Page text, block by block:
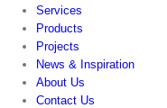
Services
Products
Projects
News & Inspiration
About Us
Contact Us